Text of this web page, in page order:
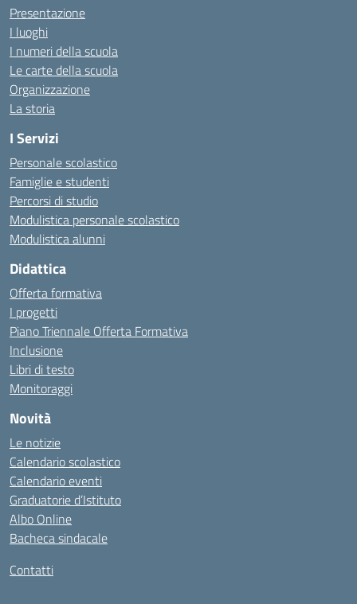
Presentazione
I luoghi
I numeri della scuola
Le carte della scuola
Organizzazione
La storia
I Servizi
Personale scolastico
Famiglie e studenti
Percorsi di studio
Modulistica personale scolastico
Modulistica alunni
Didattica
Offerta formativa
I progetti
Piano Triennale Offerta Formativa
Inclusione
Libri di testo
Monitoraggi
Novità
Le notizie
Calendario scolastico
Calendario eventi
Graduatorie d’Istituto
Albo Online
Bacheca sindacale
Contatti